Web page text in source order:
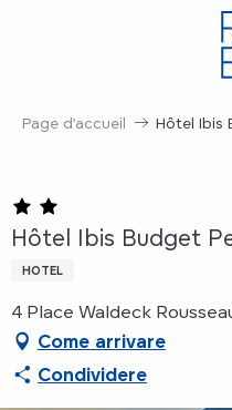
Page d’accueil Hôtel Ibis
Hôtel Ibis Budget
HOTEL
4 Place Waldeck
Come arrivare
Condividere